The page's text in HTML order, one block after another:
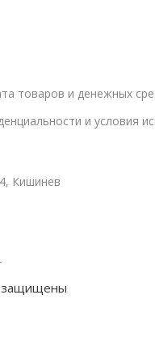
товаров и денежных
и условия
Кишинев
защищены